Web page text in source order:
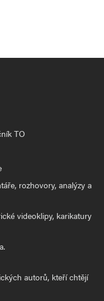
TO
rozhovory, analýzy a
videoklipy, karikatury
autorů, kteří chtějí